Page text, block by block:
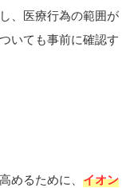
、医療行為の範囲が
いても事前に確認す
めるために、 イオン